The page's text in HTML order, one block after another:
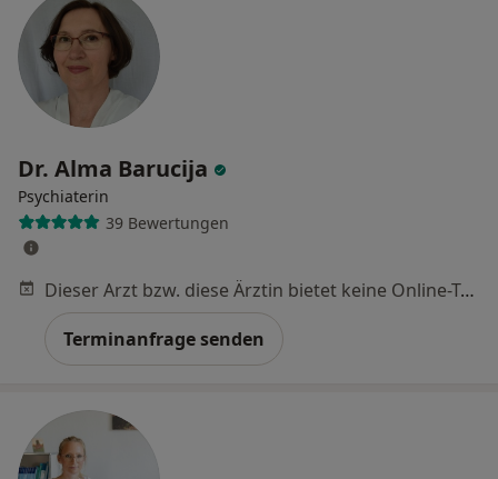
Dr. Alma Barucija
Psychiaterin
39 Bewertungen
Dieser Arzt bzw. diese Ärztin bietet keine Online-Terminbuchung an diesem Standort an.
Terminanfrage senden